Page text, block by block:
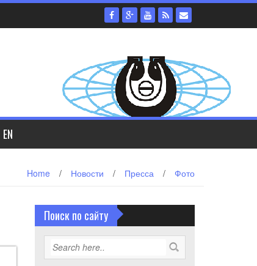
EN
Home / Новости / Пресса / Фото
Поиск по сайту